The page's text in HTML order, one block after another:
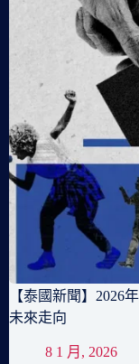
【泰國新聞】2026
未來走向
8 1 月, 2026